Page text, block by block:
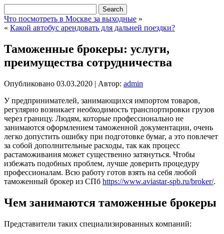
Что посмотреть в Москве за выходные »
« Какой автобус арендовать для дальней поездки?
Таможенные брокеры: услуги,
преимущества сотрудничества
Опубликовано 03.03.2020 | Автор: admin
У предпринимателей, занимающихся импортом товаров,
регулярно возникает необходимость транспортировки грузов
через границу. Людям, которые профессионально не
занимаются оформлением таможенной документации, очень
легко допустить ошибку при подготовке бумаг, а это повлечет
за собой дополнительные расходы, так как процесс
растаможивания может существенно затянуться. Чтобы
избежать подобных проблем, лучше доверить процедуру
профессионалам. Всю работу готов взять на себя любой
таможенный брокер из СПб https://www.aviastar-spb.ru/broker/.
Чем занимаются таможенные брокеры
Представители таких специализированных компаний: